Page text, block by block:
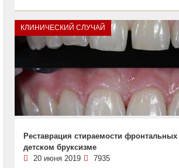
КЛИНИЧЕСКИЙ СЛУЧАЙ
Реставрация стираемости фронтальных
детском бруксизме
20 июня 2019
7935